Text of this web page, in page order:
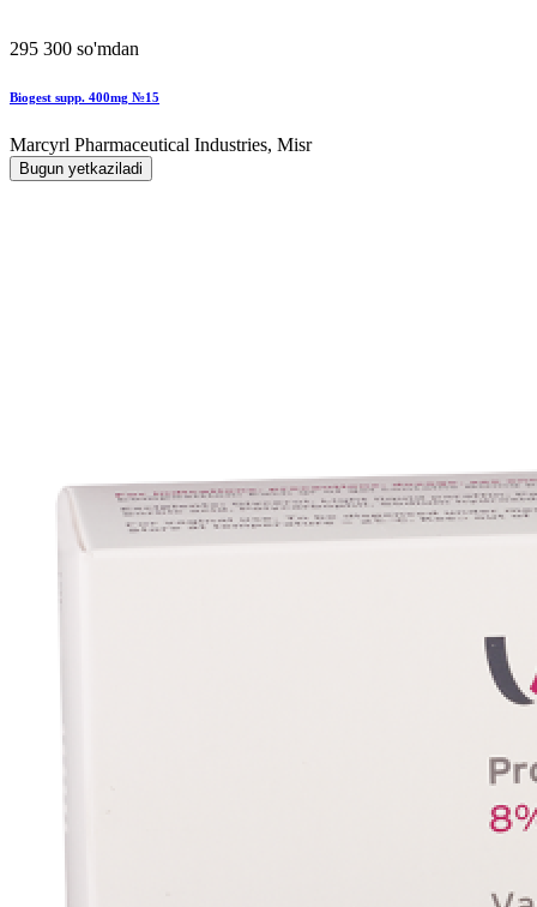
295 300 so'mdan
Biogest supp. 400mg №15
Marcyrl Pharmaceutical Industries, Misr
Bugun yetkaziladi